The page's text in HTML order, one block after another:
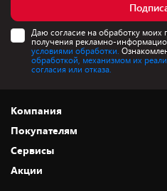
Даю согласие на обработку моих
получения рекламно-
условиями обработки.
обработкой, механизмом их
согласия или отказа.
Компания
О нас
Адреса магазинов
Новости
Покупателям
Как сделать заказ
Оплата и доставка
Сервисы
Акции